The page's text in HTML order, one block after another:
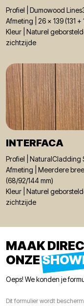
Profiel | Dumowood
Afmeting | 26 x 139 (131 +
Kleur | Naturel
zichtzijde
INTERFACA
Profiel | NaturalCladding
Afmeting | Meerdere
(68/92/144 mm)
Kleur | Naturel
zichtzijde
MAAK
ONZE
Oeps! We konden je
Dit formulier wordt